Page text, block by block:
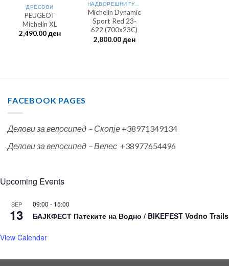
ДРЕСОВИ
PEUGEOT
Michelin XL
2,490.00ден
НАДВОРЕШНИ ГУМИ 28"
Michelin Dynamic
Sport Red 23-
622 (700x23C)
2,800.00ден
FACEBOOK PAGES
Делови за велосипед – Скопје +38971349134
Делови за велосипед – Велес +38977654496
Upcoming Events
SEP
13
09:00 - 15:00
БАЈКФЕСТ Патеките на Водно / BIKEFEST Vodno Trails
View Calendar